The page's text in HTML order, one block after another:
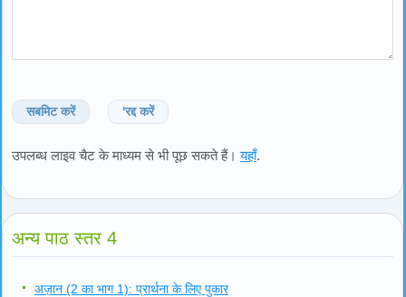
सबमिट करें 'रद्द करें
उपलब्ध लाइव चैट के माध्यम से भी पूछ सकते हैं।यहाँ.
अन्य पाठ स्तर 4
अज़ान (2 का भाग 1): प्रार्थना के लिए पुकार